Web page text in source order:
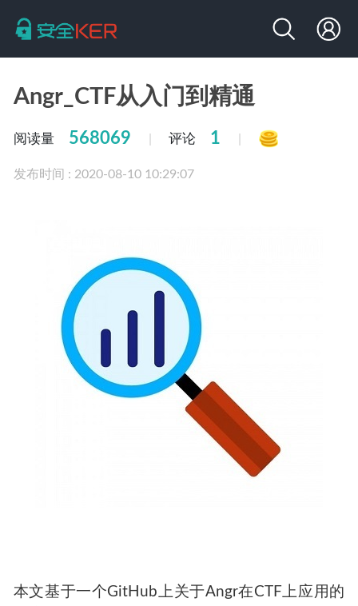
Angr_CTF从入门到精通
阅读量 568069 评论 1
发布时间 : 2020-08-10 10:29:07
本文基于一个GitHub上关于Angr在CTF上应用的